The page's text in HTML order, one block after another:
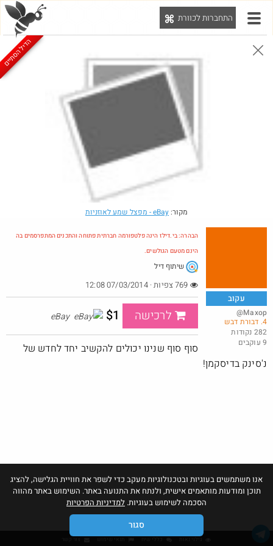
התחברות לכוורת
הבהרה: בי.דילז הינה פלטפורמה חברתית פתוחה והתכנים המתפרסמים בה הינם מטעם הגולשים.
הדילים המעודכנים הדילים החמים
עדכונים מהרשת חדש בכוורת
משלוח ב $6.99
$7.0
@ArieM
3 · 6· 184
אנו משתמשים בעוגיות ובטכנולוגיות מעקב כדי לשפר את חוויית הגלישה, להציג
תוכן ומודעות מותאמים אישית, ולנתח את התנועה באתר. השימוש באתר מהווה
הסכמה לשימוש בעוגיות. למדיניות הפרטיות
סגור
הדיל הסתיים
מקור: eBay- מפצל שמע לאוזניות
עקוב
@Maxop
4. דבורת דבש
282 נקודות
9 עוקבים
הבהרה: בי.דילז הינה פלטפורמה חברתית פתוחה והתכנים המתפרסמים בה
הינם מטעם הגולשים.
שיתוף דיל
לרכישה $1
eBay
סוף סוף שנינו יכולים להקשיב יחד לחדש של
נ'סינק בדיסקמן!